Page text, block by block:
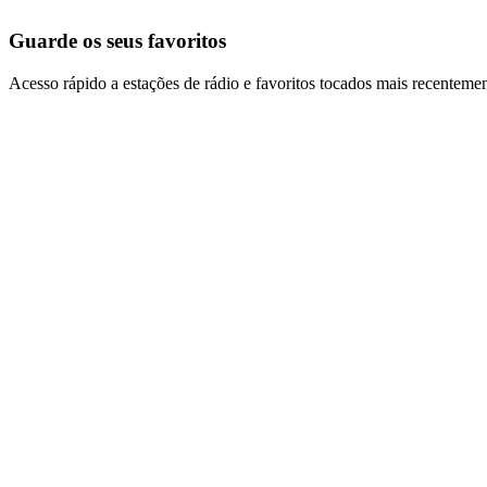
Guarde os seus favoritos
Acesso rápido a estações de rádio e favoritos tocados mais